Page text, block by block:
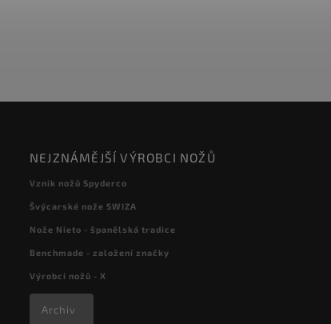
NEJZNÁMĚJŠÍ VÝROBCI NOŽŮ
Vznik nožů Spyderco
Švýcarské nože SWIZA
Nože Nieto - španělská tradice
Benchmade - založení značky
Výrobci nožů - X
Archiv